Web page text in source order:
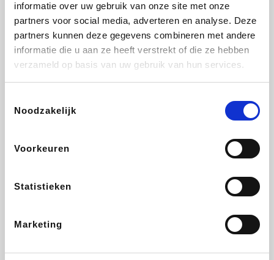
informatie over uw gebruik van onze site met onze
partners voor social media, adverteren en analyse. Deze
partners kunnen deze gegevens combineren met andere
informatie die u aan ze heeft verstrekt of die ze hebben
verzameld op basis van uw gebruik van hun services.
Noodzakelijk
Voorkeuren
Statistieken
Marketing
Sarenza Interhome Schiesser Bolt Energie
DeubaXXL
Ekoi About You